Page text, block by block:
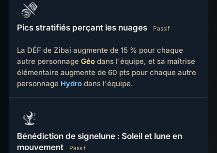
Pics stratifiés perçant les nuages Passif
La DÉF de Zibai augmente de 15 % pour chaque
autre personnage Géodans l'équipe, et sa maîtrise
élémentaire augmente de 60 pts pour chaque autre
personnage Hydrodans l'équipe.
Bénédiction de signelune : Soleil et lune en
mouvement
Passif